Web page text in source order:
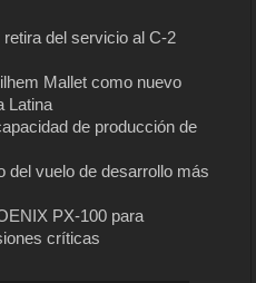
del servicio al C-2
Mallet como nuevo
Latina
de producción de
del vuelo de desarrollo más
PX-100 para
críticas